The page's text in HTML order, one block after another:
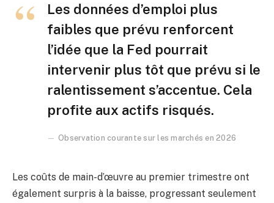
Les données d’emploi plus
faibles que prévu renforcent
l’idée que la Fed pourrait
intervenir plus tôt que prévu si le
ralentissement s’accentue. Cela
profite aux actifs risqués.
Observation courante sur les marchés en 2026
Les coûts de main-d’œuvre au premier trimestre ont
également surpris à la baisse, progressant seulement